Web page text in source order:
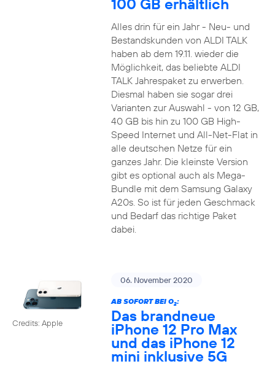
100 GB erhältlich
Alles drin für ein Jahr - Neu- und
Bestandskunden von ALDI TALK
haben ab dem 19.11. wieder die
Möglichkeit, das beliebte ALDI
TALK Jahrespaket zu erwerben.
Diesmal haben sie sogar drei
Varianten zur Auswahl - von 12 GB,
40 GB bis hin zu 100 GB High-
Speed Internet und All-Net-Flat in
alle deutschen Netze für ein
ganzes Jahr. Die kleinste Version
gibt es optional auch als Mega-
Bundle mit dem Samsung Galaxy
A20s. So ist für jeden Geschmack
und Bedarf das richtige Paket
dabei.
Credits: Apple
06. November 2020
AB SOFORT BEI O2:
Das brandneue
iPhone 12 Pro Max
und das iPhone 12
mini inklusive 5G